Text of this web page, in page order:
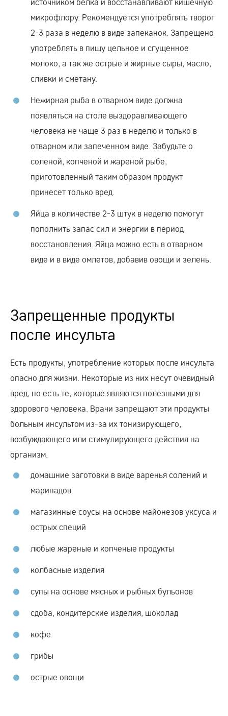
микрофлору. Рекомендуется употреблять творог
2-3 раза в неделю в виде запеканок. Запрещено
употреблять в пищу цельное и сгущенное
молоко, а так же острые и жирные сыры, масло,
сливки и сметану.
Нежирная рыба в отварном виде должна
появляться на столе выздоравливающего
человека не чаще 3 раз в неделю и только в
отварном или запеченном виде. Забудьте о
соленой, копченой и жареной рыбе,
приготовленный таким образом продукт
принесет только вред.
Яйца в количестве 2-3 штук в неделю помогут
пополнить запас сил и энергии в период
восстановления. Яйца можно есть в отварном
виде и в виде омлетов, добавив овощи и зелень.
Запрещенные продукты
после инсульта
Есть продукты, употребление которых после инсульта
опасно для жизни. Некоторые из них несут очевидный
вред, но есть те, которые являются полезными для
здорового человека. Врачи запрещают эти продукты
больным инсультом из-за их тонизирующего,
возбуждающего или стимулирующего действия на
организм.
домашние заготовки в виде варенья солений и
маринадов
магазинные соусы на основе майонезов уксуса и
острых специй
любые жареные и копченые продукты
колбасные изделия
супы на основе мясных и рыбных бульонов
сдоба, кондитерские изделия, шоколад
кофе
грибы
острые овощи